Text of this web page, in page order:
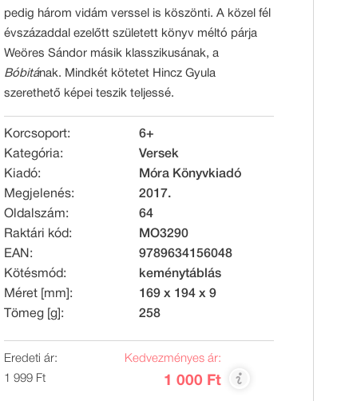
pedig három vidám verssel is köszönti. A közel fél
évszázaddal ezelőtt született könyv méltó párja
Weöres Sándor másik klasszikusának, a
Bóbitának. Mindkét kötetet Hincz Gyula
szerethető képei teszik teljessé.
Korcsoport:
6+
Kategória:
Versek
Kiadó:
Móra Könyvkiadó
Megjelenés:
2017.
Oldalszám:
64
Raktári kód:
MO3290
EAN:
9789634156048
Kötésmód:
keménytáblás
Méret [mm]:
169 x 194 x 9
Tömeg [g]:
258
Eredeti ár:
1 999 Ft
Kedvezményes ár:
1 000 Ft